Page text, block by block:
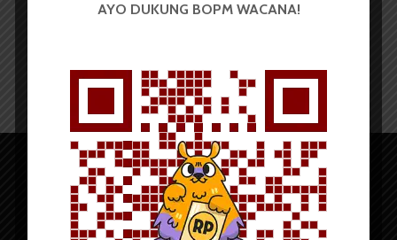
AYO DUKUNG BOPM WACANA!